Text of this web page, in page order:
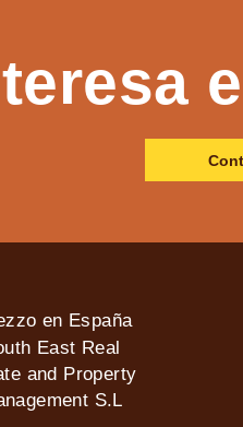
en España
East Real
and Property
S.L